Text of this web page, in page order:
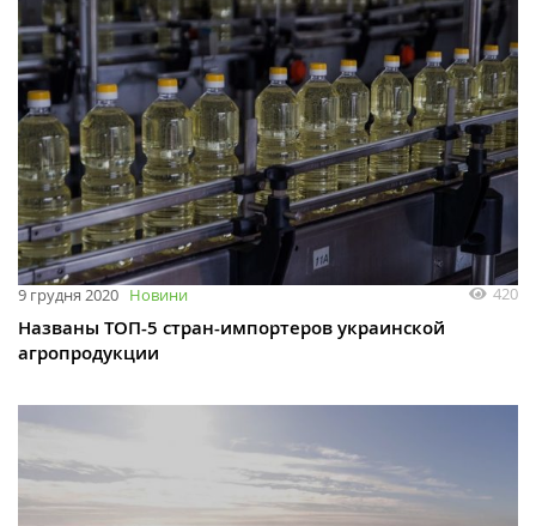
9 грудня 2020 Новини 420
Названы ТОП-5 стран-импортеров украинской
агропродукции